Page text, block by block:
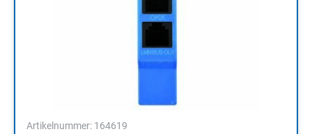
Artikelnummer: 164619